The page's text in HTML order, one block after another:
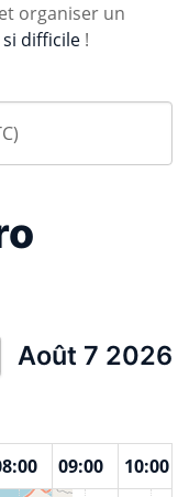
organiser un
si difficile !
Août 7 2026
09:00
10:00